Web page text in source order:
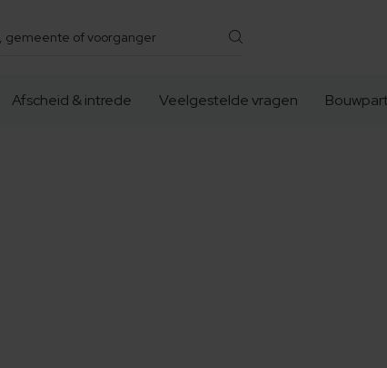
Afscheid & intrede Veelgestelde vragen